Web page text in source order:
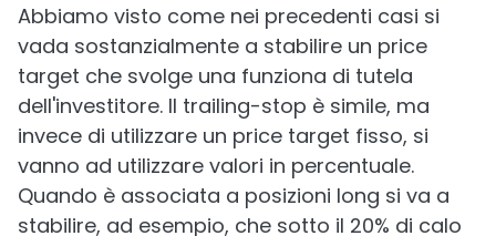
Abbiamo visto come nei precedenti casi si
vada sostanzialmente a stabilire un price
target che svolge una funziona di tutela
dell'investitore. Il trailing-stop è simile, ma
invece di utilizzare un price target fisso, si
vanno ad utilizzare valori in percentuale.
Quando è associata a posizioni long si va a
stabilire, ad esempio, che sotto il 20% di calo